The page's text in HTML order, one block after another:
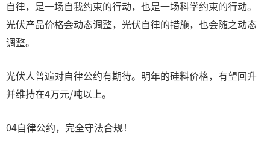
自律，是一场自我约束的行动，也是一场科学约束的行动。
光伏产品价格会动态调整，光伏自律的措施，也会随之动态
调整。
光伏人普遍对自律公约有期待。明年的硅料价格，有望回升
并维持在4万元/吨以上。
04自律公约，完全守法合规！